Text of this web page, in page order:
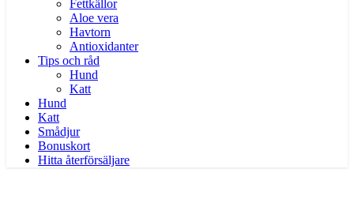
Fettkällor
Aloe vera
Havtorn
Antioxidanter
Tips och råd
Hund
Katt
Hund
Katt
Smådjur
Bonuskort
Hitta återförsäljare